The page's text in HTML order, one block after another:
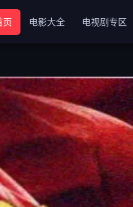
页 电影大全 电视剧专区